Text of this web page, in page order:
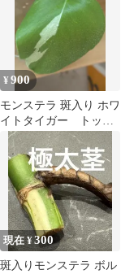
¥900
モンステラ 斑入り ホワ
イトタイガー トップ
カット
現在 ¥300
斑入りモンステラ ボル